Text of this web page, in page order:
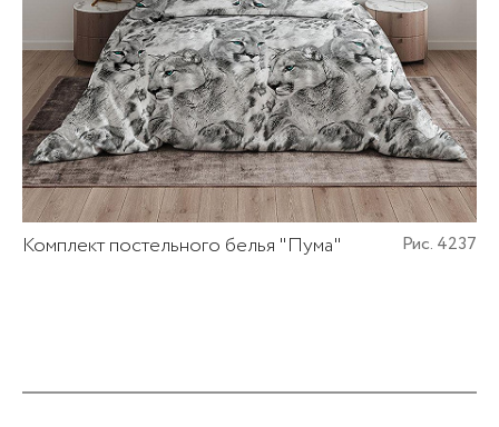
Комплект постельного белья "Пума" Рис. 4237